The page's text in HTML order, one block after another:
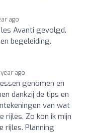
ago
Avanti gevolgd.
begeleiding.
year ago
genomen en
dankzij de tips en
van wat
rijles. Zo kon ik mijn
rijles. Planning